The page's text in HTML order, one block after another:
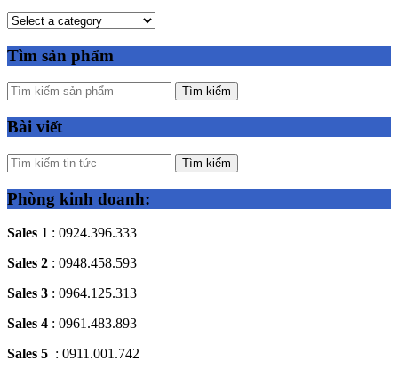
Tìm sản phẩm
Tìm kiếm
Bài viết
Tìm kiếm
Phòng kinh doanh:
Sales 1 : 0924.396.333
Sales 2 : 0948.458.593
Sales 3 : 0964.125.313
Sales 4 : 0961.483.893
Sales 5 : 0911.001.742